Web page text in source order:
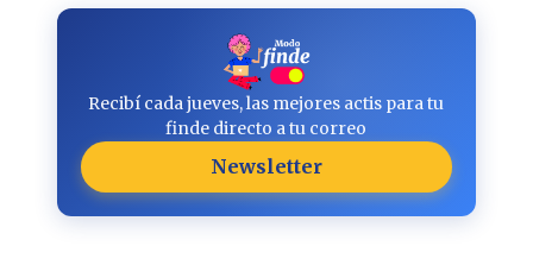
Recibí cada jueves, las mejores actis para tu
finde directo a tu correo
Newsletter